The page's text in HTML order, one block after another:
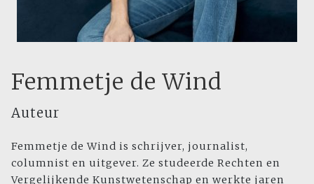
Femmetje de Wind
Auteur
Femmetje de Wind is schrijver, journalist,
columnist en uitgever. Ze studeerde Rechten en
Vergelijkende Kunstwetenschap en werkte jaren